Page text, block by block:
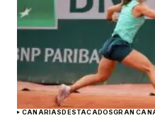
CANARIAS DESTACADOSGRAN